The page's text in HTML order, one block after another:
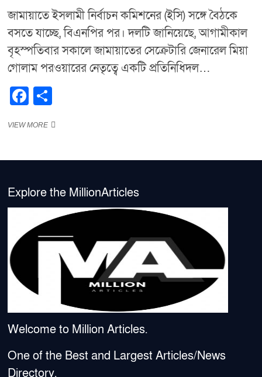
জামায়াতে ইসলামী নির্বাচন কমিশনের (ইসি) সঙ্গে বৈঠকে
বসতে যাচ্ছে, বিএনপির পর। দলটি জানিয়েছে, আগামীকাল
বৃহস্পতিবার সকালে জামায়াতের সেক্রেটারি জেনারেল মিয়া
গোলাম পরওয়ারের নেতৃত্বে একটি প্রতিনিধিদল…
F
c
o
o
k
ar
VIEW MORE“আগামীকাল
ইসলামী”
Explore the MillionArticles
Welcome to Million Articles.
One of the Best and Largest Articles/News
Directory.